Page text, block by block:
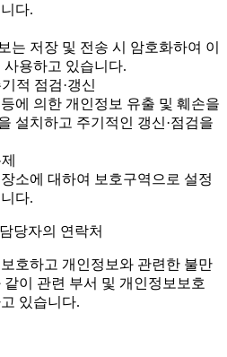
다.
는 저장 및 전송 시 암호화하여 이
용하고 있습니다.
적 점검·갱신
에 의한 개인정보 유출 및 훼손을
설치하고 주기적인 갱신·점검을
소에 대하여 보호구역으로 설정
다.
당자의 연락처
호하고 개인정보와 관련한 불만
이 관련 부서 및 개인정보보호
있습니다.